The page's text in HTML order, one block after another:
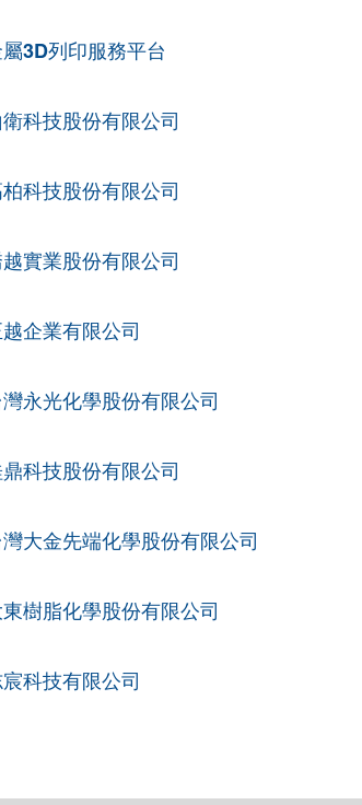
3D列印服務平台
科技股份有限公司
科技股份有限公司
實業股份有限公司
企業有限公司
永光化學股份有限公司
科技股份有限公司
大金先端化學股份有限公司
樹脂化學股份有限公司
科技有限公司